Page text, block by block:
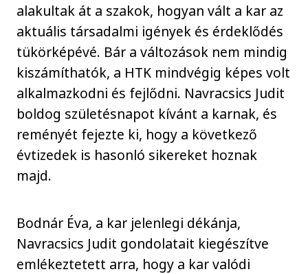
alakultak át a szakok, hogyan vált a kar az
aktuális társadalmi igények és érdeklődés
tükörképévé. Bár a változások nem mindig
kiszámíthatók, a HTK mindvégig képes volt
alkalmazkodni és fejlődni. Navracsics Judit
boldog születésnapot kívánt a karnak, és
reményét fejezte ki, hogy a következő
évtizedek is hasonló sikereket hoznak
majd.
Bodnár Éva, a kar jelenlegi dékánja,
Navracsics Judit gondolatait kiegészítve
emlékeztetett arra, hogy a kar valódi